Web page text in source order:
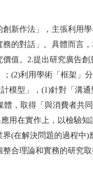
新作法」，主張利用
的對話」。具體而言
值。2.提出研究廣告
(2)利用學術「框架」
模型」，(1)針對「溝
，取得「與消費者共
用在實作上，以檢驗
(在解決問題的過程中
合理論和實務的研究